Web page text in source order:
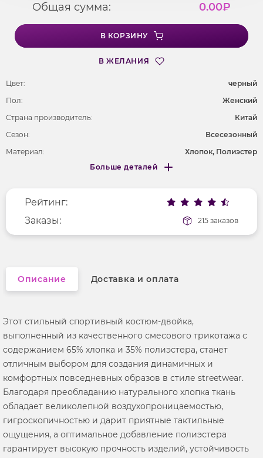
Общая сумма:
0.00₽
В КОРЗИНУ
В ЖЕЛАНИЯ
Цвет:
черный
Пол:
Женский
Страна производитель:
Китай
Сезон:
Всесезонный
Материал:
Хлопок, Полиэстер
Фактура материала
трикотажный
Длина рукава
короткие
Вырез горловины
округлый
Больше деталей
Меньше деталей
Рейтинг:
Заказы:
215 заказов
Описание Доставка и оплата
Этот стильный спортивный костюм-двойка,
выполненный из качественного смесового трикотажа с
содержанием 65% хлопка и 35% полиэстера, станет
отличным выбором для создания динамичных и
комфортных повседневных образов в стиле streetwear.
Благодаря преобладанию натурального хлопка ткань
обладает великолепной воздухопроницаемостью,
гигроскопичностью и дарит приятные тактильные
ощущения, а оптимальное добавление полиэстера
гарантирует высокую прочность изделий, устойчивость